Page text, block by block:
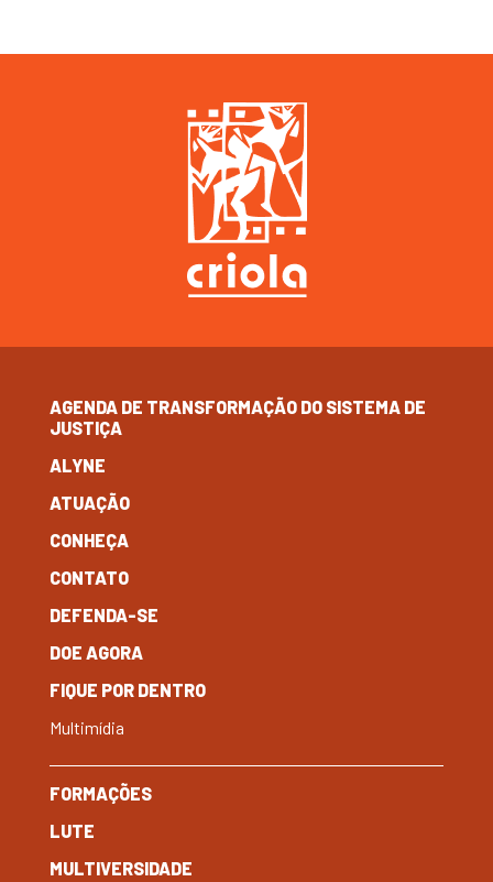
AGENDA DE TRANSFORMAÇÃO DO SISTEMA DE
JUSTIÇA
ALYNE
ATUAÇÃO
CONHEÇA
CONTATO
DEFENDA-SE
DOE AGORA
FIQUE POR DENTRO
Multimídia
FORMAÇÕES
LUTE
MULTIVERSIDADE